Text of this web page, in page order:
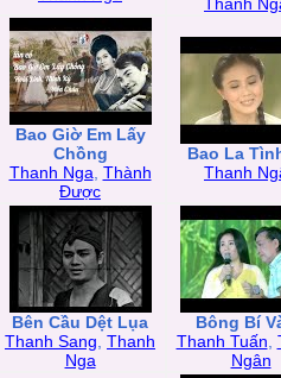
Bao Giờ Em Lấy
Chồng
Thanh Nga Thành
Được
Bao La
Thanh
Bên Cầu Dệt Lụa
Thanh Sang Thanh
Nga
Bông Bí
Thanh Tuấn
Ngân